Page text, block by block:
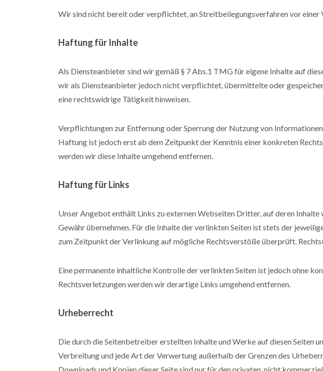
Wir sind nicht bereit oder verpflichtet, an Streitbeilegungsverfahren vor
Haftung für Inhalte
Als Diensteanbieter sind wir gemäß § 7 Abs.1 TMG für eigene Inhalte auf
wir als Diensteanbieter jedoch nicht verpflichtet, übermittelte oder
eine rechtswidrige Tätigkeit hinweisen.
Verpflichtungen zur Entfernung oder Sperrung der Nutzung von
Haftung ist jedoch erst ab dem Zeitpunkt der Kenntnis einer konkreten
werden wir diese Inhalte umgehend entfernen.
Haftung für Links
Unser Angebot enthält Links zu externen Webseiten Dritter, auf deren
Gewähr übernehmen. Für die Inhalte der verlinkten Seiten ist stets der
zum Zeitpunkt der Verlinkung auf mögliche Rechtsverstöße überprüft.
Eine permanente inhaltliche Kontrolle der verlinkten Seiten ist jedoch ohne
Rechtsverletzungen werden wir derartige Links umgehend entfernen.
Urheberrecht
Die durch die Seitenbetreiber erstellten Inhalte und Werke auf diesen
Verbreitung und jede Art der Verwertung außerhalb der Grenzen des